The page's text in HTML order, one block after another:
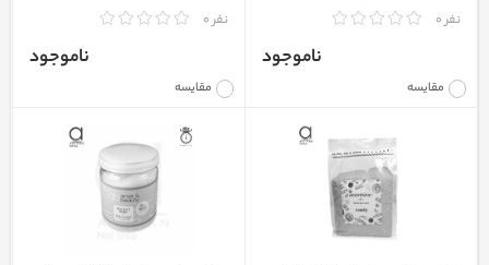
نفر 0
مقایسه
ناموجود
نفر 0
مقایسه
ناموجود